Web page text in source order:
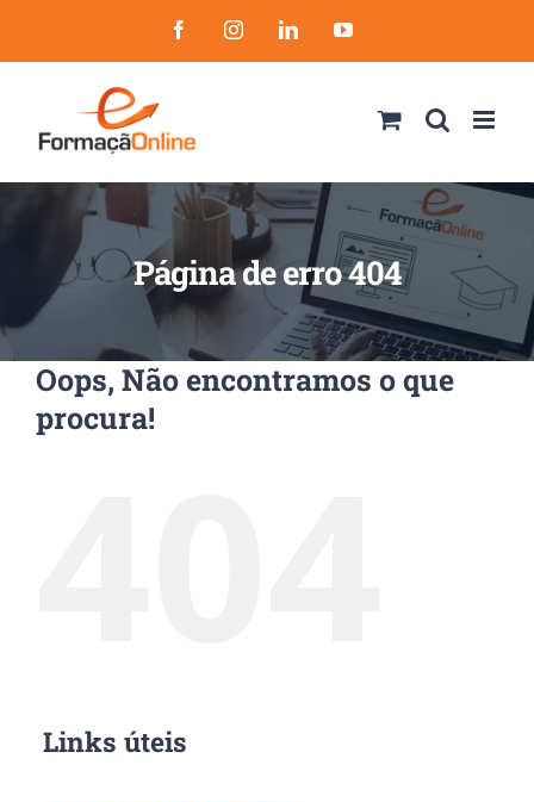
to
FacebookInstagramLinkedInYouTube
Página de erro 404
Oops, Não encontramos o que
procura!
Links úteis